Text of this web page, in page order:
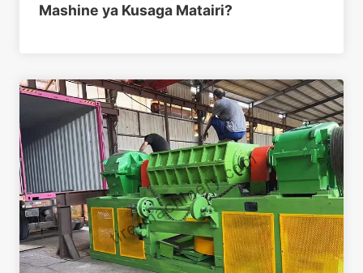
Mashine ya Kusaga Matairi?